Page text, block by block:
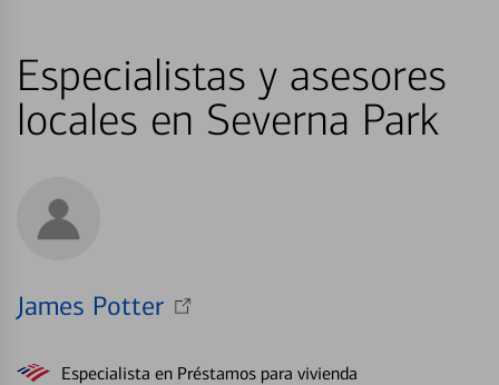
Especialistas y asesores
locales en Severna Park
James Potter
Especialista en Préstamos para vivienda